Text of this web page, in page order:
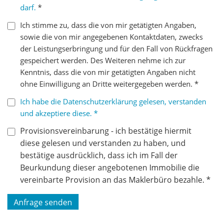
darf. *
Ich stimme zu, dass die von mir getätigten Angaben,
sowie die von mir angegebenen Kontaktdaten, zwecks
der Leistungserbringung und für den Fall von Rückfragen
gespeichert werden. Des Weiteren nehme ich zur
Kenntnis, dass die von mir getätigten Angaben nicht
ohne Einwilligung an Dritte weitergegeben werden. *
Ich habe die Datenschutzerklärung gelesen, verstanden
und akzeptiere diese. *
Provisionsvereinbarung - ich bestätige hiermit
diese gelesen und verstanden zu haben, und
bestätige ausdrücklich, dass ich im Fall der
Beurkundung dieser angebotenen Immobilie die
vereinbarte Provision an das Maklerbüro bezahle. *